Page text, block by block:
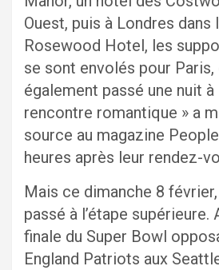
Ouest, puis à Londres dans
Rosewood Hotel, les
se sont envolés pour
également passé une nuit à
rencontre romantique » a
source au magazine
heures après leur rendez-
Mais ce dimanche 8
passé à l’étape supérieure.
finale du Super Bowl
England Patriots aux